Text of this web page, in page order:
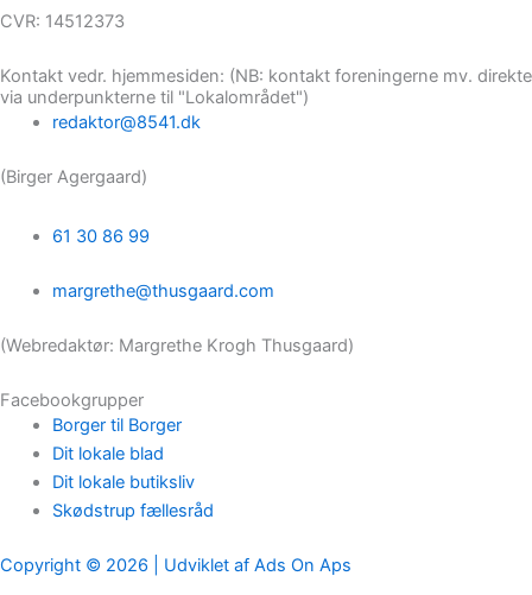
CVR: 14512373
Kontakt vedr. hjemmesiden: (NB: kontakt foreningerne mv. direkte
via underpunkterne til "Lokalområdet")
redaktor@8541.dk
(Birger Agergaard)
61 30 86 99
margrethe@thusgaard.com
(Webredaktør: Margrethe Krogh Thusgaard)
Facebookgrupper
Borger til Borger
Dit lokale blad
Dit lokale butiksliv
Skødstrup fællesråd
Copyright © 2026 | Udviklet af Ads On Aps